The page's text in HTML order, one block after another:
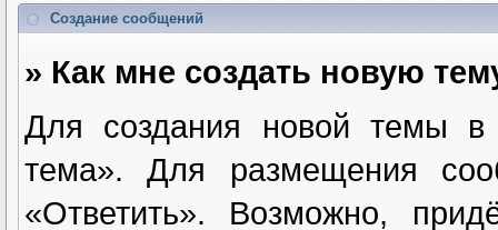
Создание сообщений
» Как мне создать новую
Для создания новой темы
тема». Для размещения
«Ответить». Возможно,